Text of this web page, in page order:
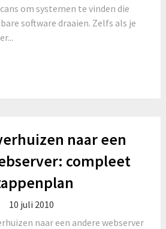
om systemen te vinden die
software draaien. Zelfs als je
naar een
compleet
10 juli 2010
naar een andere webserver